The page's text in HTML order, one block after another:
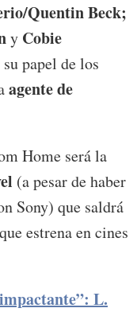
Quentin Beck;
y Cobie
papel de los
agente de
Home será la
(a pesar de haber
Sony) que saldrá
estrena en cines
L.